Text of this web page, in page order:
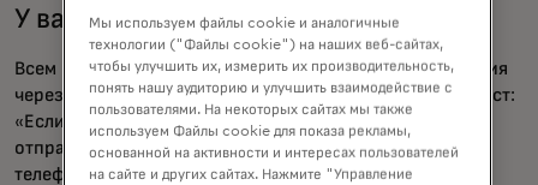
У вас есть другой пример?
Всем компьютерам, пытающимся отправлять сообщения
через интернет, необходимы таблицы, содержащие текст:
«Если вы пытаетесь связаться с этим доменом онлайн,
отправьте сообщение на этот IP-адрес». Это как
телефонный справочник для интернета.
Мы используем файлы cookie и аналогичные
технологии ("Файлы cookie") на наших веб-сайтах,
чтобы улучшить их, измерить их производительность,
понять нашу аудиторию и улучшить взаимодействие с
пользователями. На некоторых сайтах мы также
используем Файлы cookie для показа рекламы,
основанной на активности и интересах пользователей
на сайте и других сайтах. Нажмите "Управление